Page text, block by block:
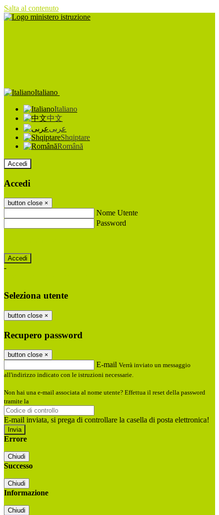
Salta al contenuto
Italiano
Italiano
中文
عربى
Shqiptare
Română
Accedi
Accedi
button close ×
Nome Utente
Password
-
Seleziona utente
button close ×
Recupero password
button close ×
E-mail Verrà inviato un messaggio
all'indirizzo indicato con le istruzioni necessarie.
Non hai una e-mail associata al nome utente? Effettua il reset della password
tramite la
E-mail inviata, si prega di controllare la casella di posta elettronica!
Errore
Chiudi
Successo
Chiudi
Informazione
Chiudi